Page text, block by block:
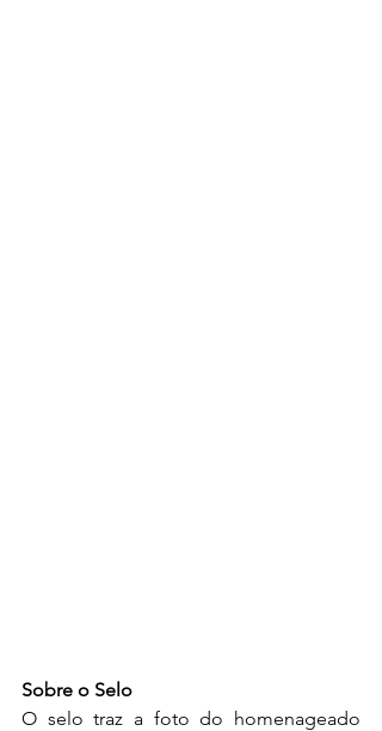
Sobre o Selo
O selo traz a foto do homenageado